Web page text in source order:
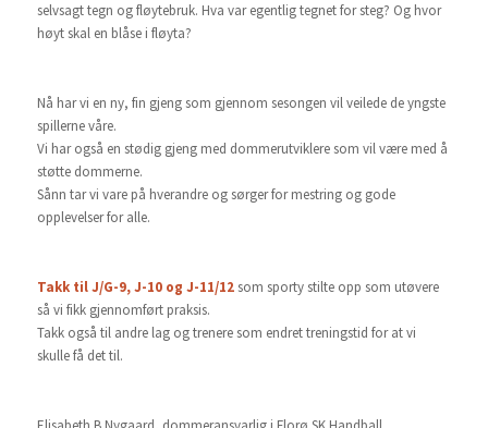
selvsagt tegn og fløytebruk. Hva var egentlig tegnet for steg? Og hvor
høyt skal en blåse i fløyta?
Nå har vi en ny, fin gjeng som gjennom sesongen vil veilede de yngste
spillerne våre.
Vi har også en stødig gjeng med dommerutviklere som vil være med å
støtte dommerne.
Sånn tar vi vare på hverandre og sørger for mestring og gode
opplevelser for alle.
Takk til J/G-9, J-10 og J-11/12som sporty stilte opp som utøvere
så vi fikk gjennomført praksis.
Takk også til andre lag og trenere som endret treningstid for at vi
skulle få det til.